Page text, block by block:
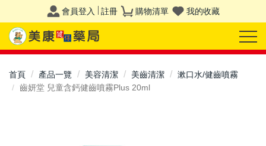
會員登入 註冊 購物清單 我的收藏
首頁 產品一覽 美容清潔 美齒清潔
漱口水/健齒噴霧
齒妍堂 兒童含鈣健齒噴霧Plus 20ml